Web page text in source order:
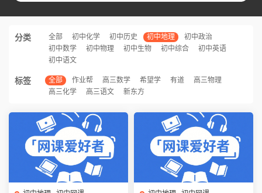
分类 全部 初中化学 初中历史 初中地理
初中政治
初中数学
初中物理 初中生物 初中综合
初中英语
初中语文
标签 全部 作业帮 高三数学 希望学 有道
高三物理
高三化学
高三语文 新东方